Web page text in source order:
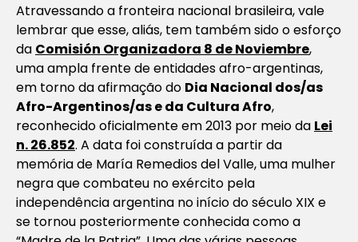
Atravessando a fronteira nacional brasileira, vale
lembrar que esse, aliás, tem também sido o esforço
da Comisión Organizadora 8 de Noviembre,
uma ampla frente de entidades afro-argentinas,
em torno da afirmação do Dia Nacional dos/as
Afro-Argentinos/as e da Cultura Afro,
reconhecido oficialmente em 2013 por meio da Lei
n. 26.852. A data foi construída a partir da
memória de María Remedios del Valle, uma mulher
negra que combateu no exército pela
independência argentina no início do século XIX e
se tornou posteriormente conhecida como a